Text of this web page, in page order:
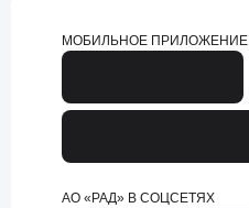
МОБИЛЬНОЕ ПРИЛОЖЕНИЕ
АО «РАД» В СОЦСЕТЯХ